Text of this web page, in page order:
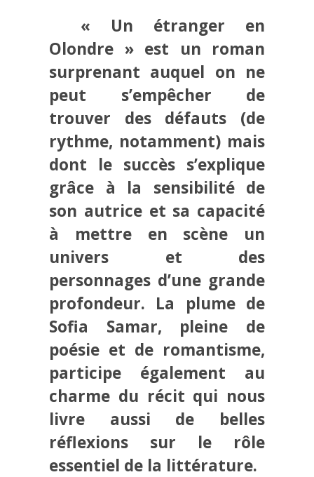
« Un étranger en
Olondre » est un roman
surprenant auquel on ne
peut s’empêcher de
trouver des défauts (de
rythme, notamment) mais
dont le succès s’explique
grâce à la sensibilité de
son autrice et sa capacité
à mettre en scène un
univers et des
personnages d’une grande
profondeur. La plume de
Sofia Samar, pleine de
poésie et de romantisme,
participe également au
charme du récit qui nous
livre aussi de belles
réflexions sur le rôle
essentiel de la littérature.